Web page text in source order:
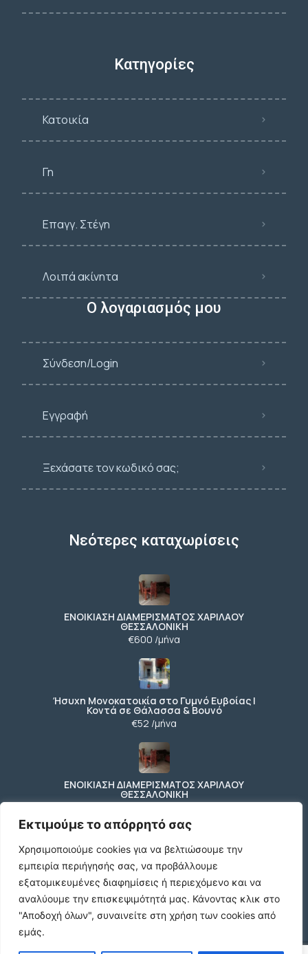
Εκτιμούμε το απόρρητό σας
Χρησιμοποιούμε cookies για να βελτιώσουμε την
εμπειρία περιήγησής σας, να προβάλλουμε
εξατομικευμένες διαφημίσεις ή περιεχόμενο και να
αναλύουμε την επισκεψιμότητά μας. Κάνοντας κλικ στο
"Αποδοχή όλων", συναινείτε στη χρήση των cookies από
εμάς.
Κατηγορίες
Κατοικία
Γη
Επαγγ. Στέγη
Λοιπά ακίνητα
Ο λογαριασμός μου
Σύνδεση/Login
Εγγραφή
Ξεχάσατε τον κωδικό σας;
Νεότερες καταχωρίσεις
ΕΝΟΙΚΙΑΣΗ ΔΙΑΜΕΡΙΣΜΑΤΟΣ ΧΑΡΙΛΑΟΥ
ΘΕΣΣΑΛΟΝΙΚΗ
€600 /μήνα
Ήσυχη Μονοκατοικία στο Γυμνό Ευβοίας |
Κοντά σε Θάλασσα & Βουνό
€52 /μήνα
ΕΝΟΙΚΙΑΣΗ ΔΙΑΜΕΡΙΣΜΑΤΟΣ ΧΑΡΙΛΑΟΥ
ΘΕΣΣΑΛΟΝΙΚΗ
Κωδικος ακινητου Μ480 καταστημα στον
Ευοσμο
€500 /μήνα